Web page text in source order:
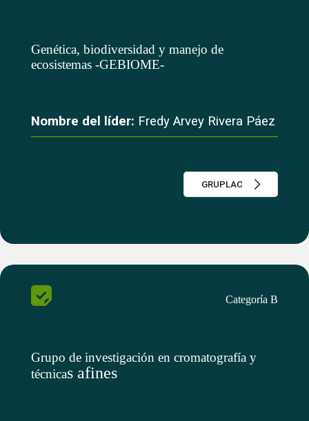
Genética, biodiversidad y manejo de
ecosistemas -GEBIOME-
Nombre del líder: Fredy Arvey Rivera Páez
GRUPLAC
Categoría B
Grupo de investigación en cromatografía y
técnicas afines